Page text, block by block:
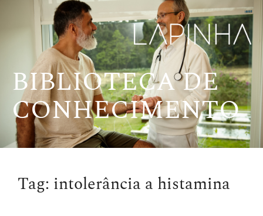
BIBLIOTECA DE
CONHECIMENTO
Tag: intolerância a histamina